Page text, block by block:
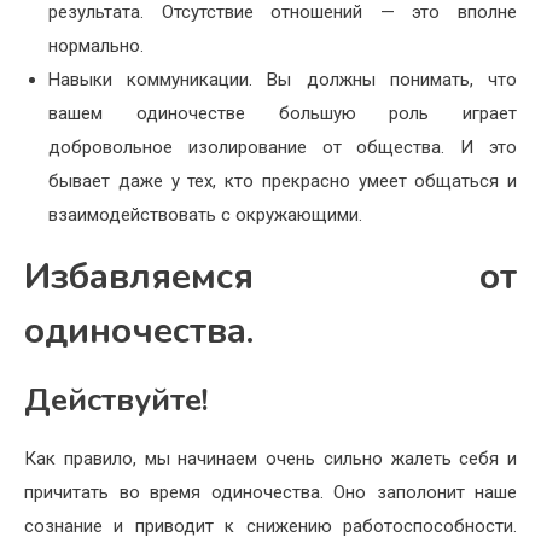
результата. Отсутствие отношений — это вполне
нормально.
Навыки коммуникации. Вы должны понимать, что
вашем одиночестве большую роль играет
добровольное изолирование от общества. И это
бывает даже у тех, кто прекрасно умеет общаться и
взаимодействовать с окружающими.
Избавляемся от
одиночества.
Действуйте!
Как правило, мы начинаем очень сильно жалеть себя и
причитать во время одиночества. Оно заполонит наше
сознание и приводит к снижению работоспособности.